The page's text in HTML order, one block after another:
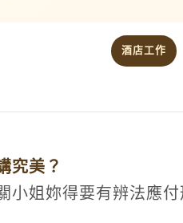
酒店工作
究美？
小姐妳得要有辨法應